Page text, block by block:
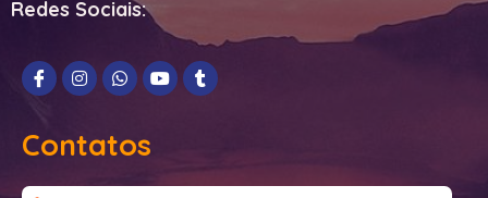
Redes Sociais:
Contatos